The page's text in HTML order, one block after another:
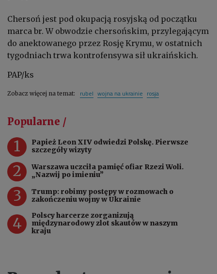
Chersoń jest pod okupacją rosyjską od początku
marca br. W obwodzie chersońskim, przylegającym
do anektowanego przez Rosję Krymu, w ostatnich
tygodniach trwa kontrofensywa sił ukraińskich.
PAP/ks
Zobacz więcej na temat: rubel wojna na ukrainie rosja
Popularne /
1
Papież Leon XIV odwiedzi Polskę. Pierwsze
szczegóły wizyty
2
Warszawa uczciła pamięć ofiar Rzezi Woli.
„Nazwij po imieniu”
3
Trump: robimy postępy w rozmowach o
zakończeniu wojny w Ukrainie
4
Polscy harcerze zorganizują
międzynarodowy zlot skautów w naszym
kraju